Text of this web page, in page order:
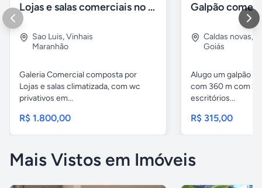
Lojas e salas comerciais no vinhais
Sao Luis,Vinhais
Maranhão
Galeria Comercial composta por
Lojas e salas climatizada, com wc
privativos em...
R$ 1.800,00
Galpão
Caldas novas,
Goiás
Alugo um galpão
com 360 m com 2
escritórios...
R$ 315,00
Mais Vistos em Imóveis